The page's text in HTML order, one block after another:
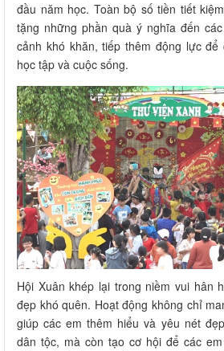
đầu năm học. Toàn bộ số tiền tiết
tặng những phần quà ý nghĩa đến
cảnh khó khăn, tiếp thêm động lực
học tập và cuộc sống.
Hội Xuân khép lại trong niềm vui hân
đẹp khó quên. Hoạt động không chỉ
giúp các em thêm hiểu và yêu nét
dân tộc, mà còn tạo cơ hội để các